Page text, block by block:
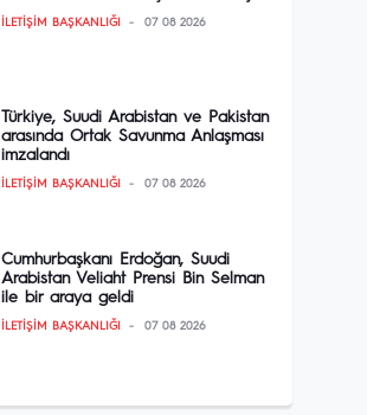
İLETIŞIM BAŞKANLIĞI 07 08 2026
Türkiye, Suudi Arabistan ve Pakistan
arasında Ortak Savunma Anlaşması
imzalandı
İLETIŞIM BAŞKANLIĞI 07 08 2026
Cumhurbaşkanı Erdoğan, Suudi
Arabistan Veliaht Prensi Bin Selman
ile bir araya geldi
İLETIŞIM BAŞKANLIĞI 07 08 2026